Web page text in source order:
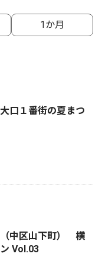
1か月
口１番街の夏まつ
（中区山下町） 横
Vol.03